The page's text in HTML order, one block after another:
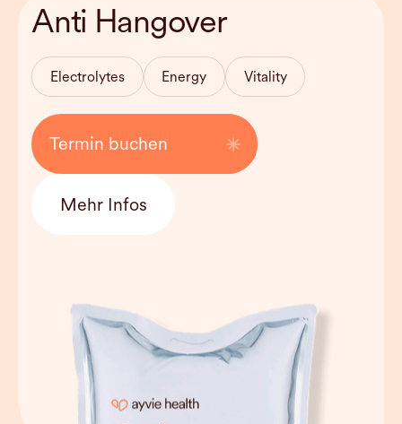
Anti Hangover
Electrolytes Energy Vitality
Termin buchen
Mehr Infos
Haltbarkeit
Can be used
weekly
95 EUR